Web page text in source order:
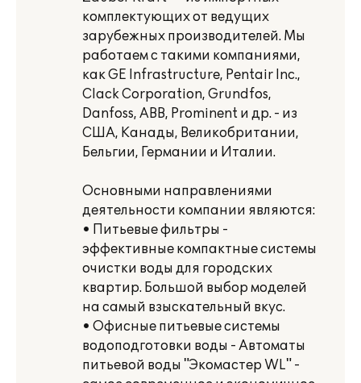
комплектующих от ведущих
зарубежных производителей. Мы
работаем с такими компаниями,
как GE Infrastructure, Pentair Inc.,
Clack Corporation, Grundfos,
Danfoss, ABB, Prominent и др. - из
США, Канады, Великобритании,
Бельгии, Германии и Италии.
Основными направлениями
деятельности компании являются:
• Питьевые фильтры -
эффективные компактные системы
очистки воды для городских
квартир. Большой выбор моделей
на самый взыскательный вкус.
• Офисные питьевые системы
водоподготовки воды - Автоматы
питьевой воды "Экомастер WL" -